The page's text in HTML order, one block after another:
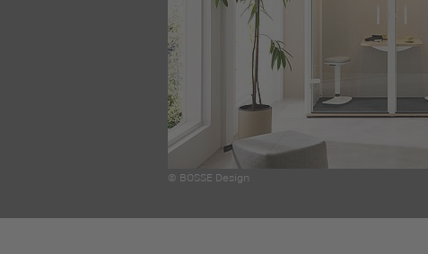
© BOSSE Design